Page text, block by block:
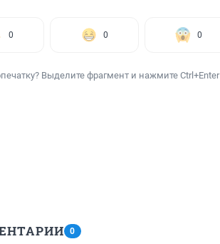
0 0 0
Выделите фрагмент и нажмите Ctrl+Enter
0